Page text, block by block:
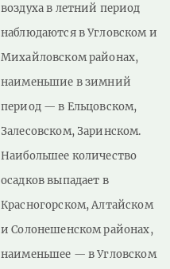
воздуха в летний период
наблюдаются в Угловском и
Михайловском районах,
наименьшие в зимний
период — в Ельцовском,
Залесовском, Заринском.
Наибольшее количество
осадков выпадает в
Красногорском, Алтайском
и Солонешенском районах,
наименьшее — в Угловском